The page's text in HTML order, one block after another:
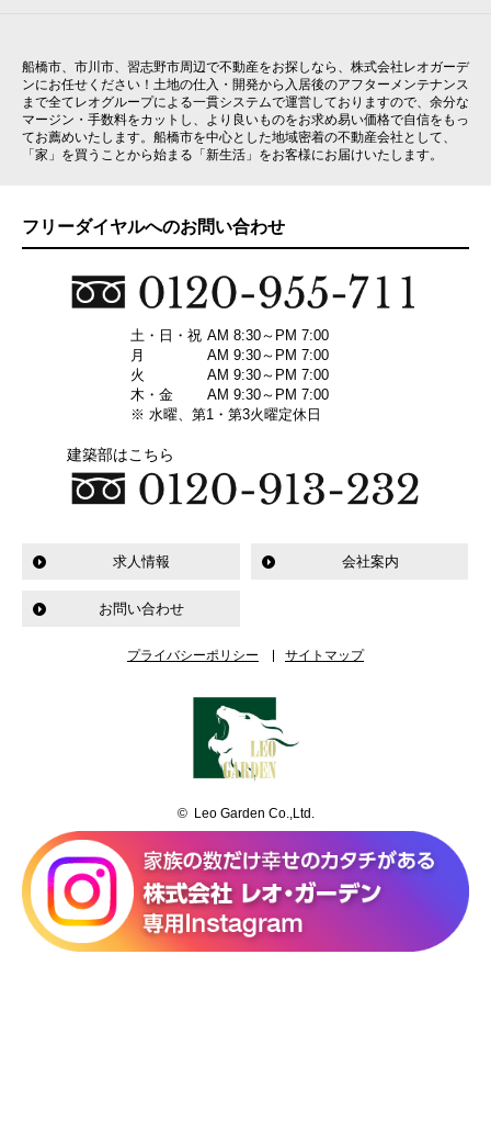
船橋市、市川市、習志野市周辺で不動産をお探しなら、株式会社レオガーデ
ンにお任せください！土地の仕入・開発から入居後のアフターメンテナンス
まで全てレオグループによる一貫システムで運営しておりますので、余分な
マージン・手数料をカットし、より良いものをお求め易い価格で自信をもっ
てお薦めいたします。船橋市を中心とした地域密着の不動産会社として、
「家」を買うことから始まる「新生活」をお客様にお届けいたします。
フリーダイヤルへのお問い合わせ
土・日・祝 AM 8:30～PM 7:00
月
AM 9:30～PM 7:00
火
AM 9:30～PM 7:00
木・金
AM 9:30～PM 7:00
※ 水曜、第1・第3火曜定休日
建築部はこちら
求人情報 会社案内
お問い合わせ
プライバシーポリシー サイトマップ
© Leo Garden Co.,Ltd.